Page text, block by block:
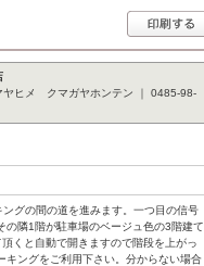
ヒメ クマガヤホンテン ｜ 0485-98-
グの間の道を進みます。一つ目の信号
の隣1階が駐車場のベージュ色の3階建て
くと自動で開きますので階段を上がっ
キングをご利用下さい。分からない場合